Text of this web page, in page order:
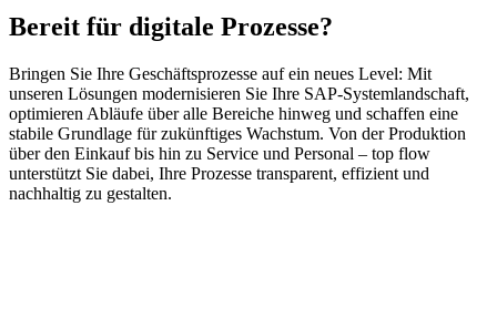
Bereit für digitale Prozesse?
Bringen Sie Ihre Geschäftsprozesse auf ein neues Level: Mit
unseren Lösungen modernisieren Sie Ihre SAP-Systemlandschaft,
optimieren Abläufe über alle Bereiche hinweg und schaffen eine
stabile Grundlage für zukünftiges Wachstum. Von der Produktion
über den Einkauf bis hin zu Service und Personal – top flow
unterstützt Sie dabei, Ihre Prozesse transparent, effizient und
nachhaltig zu gestalten.